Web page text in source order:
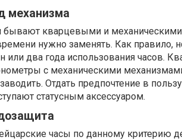
механизма
бывают кварцевыми и
нужно заменять. Как правило,
или два года использования часов.
с механическими
Отдать предпочтение в
статусным аксессуаром.
часы по данному критерию